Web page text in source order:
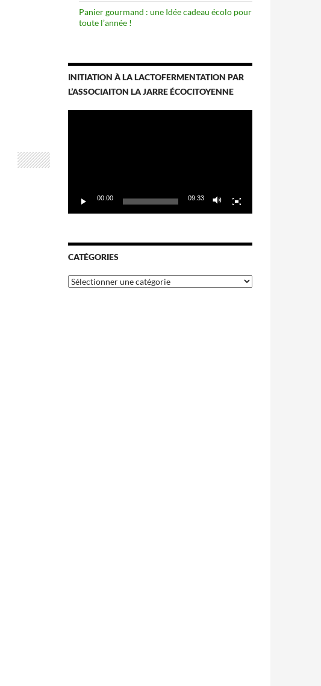
Panier gourmand : une Idée cadeau écolo pour
toute l’année !
INITIATION À LA LACTOFERMENTATION PAR
L’ASSOCIAITON LA JARRE ÉCOCITOYENNE
00:00 09:33
CATÉGORIES
Catégories